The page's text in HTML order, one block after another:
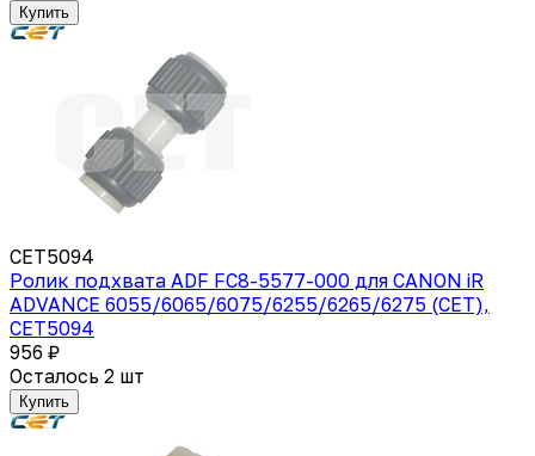
Купить
CET5094
Ролик подхвата ADF FC8-5577-000 для CANON iR
ADVANCE 6055/6065/6075/6255/6265/6275 (CET),
CET5094
956 ₽
Осталось 2 шт
Купить